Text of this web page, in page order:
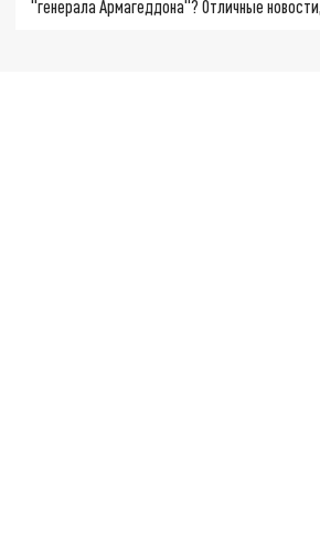
"генерала Армагеддона"? Отличные